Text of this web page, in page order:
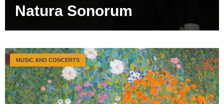
Natura Sonorum
MUSIC AND CONCERTS